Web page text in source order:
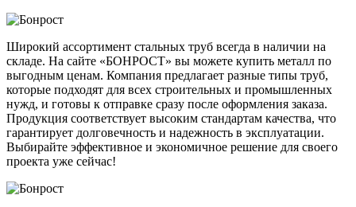
Широкий ассортимент стальных труб всегда в наличии на
складе. На сайте «БОНРОСТ» вы можете купить металл по
выгодным ценам. Компания предлагает разные типы труб,
которые подходят для всех строительных и промышленных
нужд, и готовы к отправке сразу после оформления заказа.
Продукция соответствует высоким стандартам качества, что
гарантирует долговечность и надежность в эксплуатации.
Выбирайте эффективное и экономичное решение для своего
проекта уже сейчас!